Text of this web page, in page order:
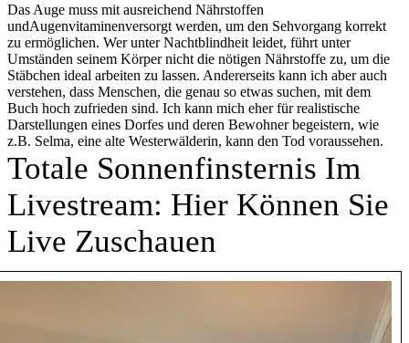
Das Auge muss mit ausreichend Nährstoffen
undAugenvitaminenversorgt werden, um den Sehvorgang korrekt
zu ermöglichen. Wer unter Nachtblindheit leidet, führt unter
Umständen seinem Körper nicht die nötigen Nährstoffe zu, um die
Stäbchen ideal arbeiten zu lassen. Andererseits kann ich aber auch
verstehen, dass Menschen, die genau so etwas suchen, mit dem
Buch hoch zufrieden sind. Ich kann mich eher für realistische
Darstellungen eines Dorfes und deren Bewohner begeistern, wie
z.B. Selma, eine alte Westerwälderin, kann den Tod voraussehen.
Totale Sonnenfinsternis Im
Livestream: Hier Können Sie
Live Zuschauen